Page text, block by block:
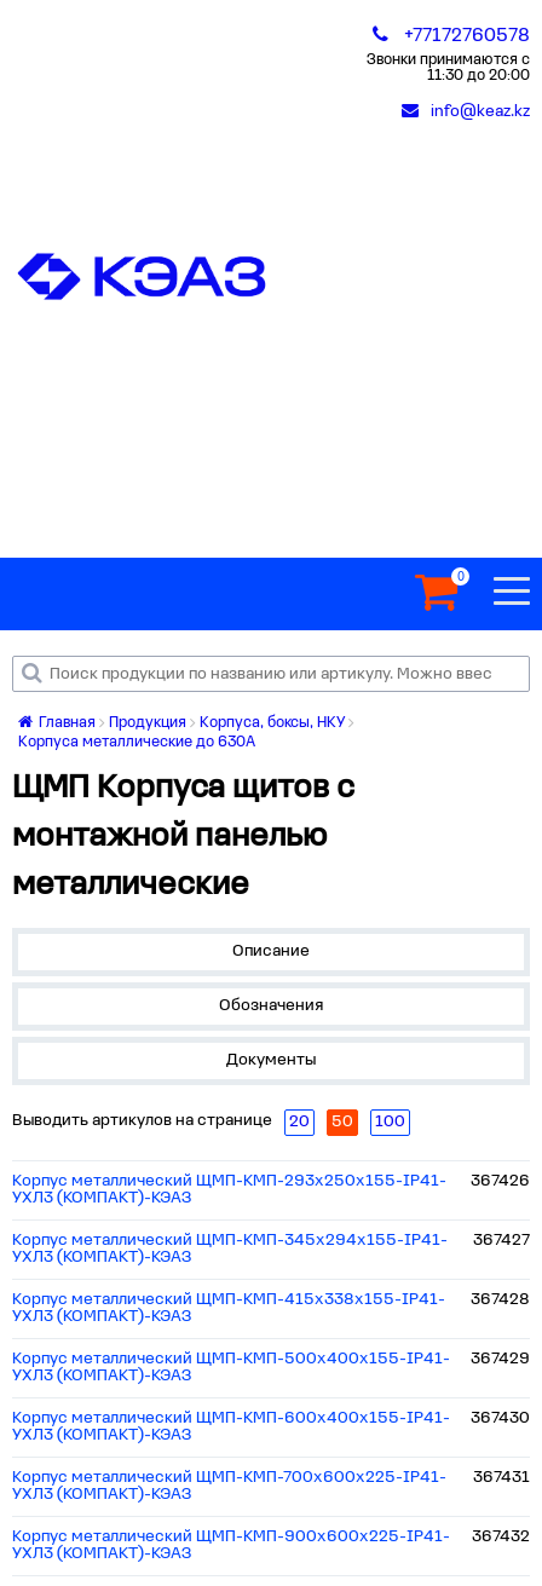
+77172760578
Звонки принимаются с
11:30 до 20:00
info@keaz.kz
0
Главная Продукция
Корпуса, боксы, НКУ
Корпуса металлические до 630А
ЩМП Корпуса щитов с
монтажной панелью
металлические
Описание
Обозначения
Документы
Выводить артикулов на странице 20 50 100
Корпус металлический ЩМП-КМП-293х250х155-IP41-
УХЛ3 (КОМПАКТ)-КЭАЗ
367426
Корпус металлический ЩМП-КМП-345х294х155-IP41-
УХЛ3 (КОМПАКТ)-КЭАЗ
367427
Корпус металлический ЩМП-КМП-415х338х155-IP41-
УХЛ3 (КОМПАКТ)-КЭАЗ
367428
Корпус металлический ЩМП-КМП-500х400х155-IP41-
УХЛ3 (КОМПАКТ)-КЭАЗ
367429
Корпус металлический ЩМП-КМП-600х400х155-IP41-
УХЛ3 (КОМПАКТ)-КЭАЗ
367430
Корпус металлический ЩМП-КМП-700х600х225-IP41-
УХЛ3 (КОМПАКТ)-КЭАЗ
367431
Корпус металлический ЩМП-КМП-900х600х225-IP41-
УХЛ3 (КОМПАКТ)-КЭАЗ
367432